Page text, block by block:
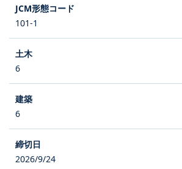
101-1
6
6
2026/9/24